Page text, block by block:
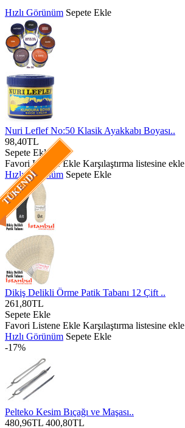
Hızlı Görünüm Sepete Ekle
Nuri Leflef No:50 Klasik Ayakkabı Boyası..
98,40TL
Sepete Ekle
Favori Listene Ekle Karşılaştırma listesine ekle
TÜKENDI
Hızlı Görünüm Sepete Ekle
Dikiş Delikli Örme Patik Tabanı 12 Çift ..
261,80TL
Sepete Ekle
Favori Listene Ekle Karşılaştırma listesine ekle
Hızlı Görünüm Sepete Ekle
-17%
Pelteko Kesim Bıçağı ve Maşası..
480,96TL 400,80TL